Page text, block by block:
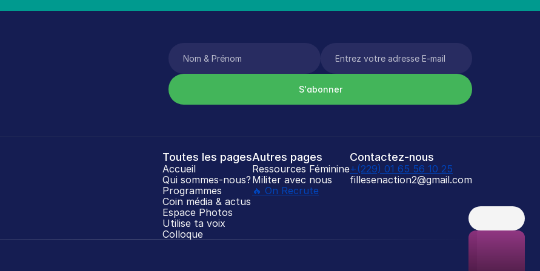
S'abonner
Toutes les pages
Accueil
Qui sommes-nous?
Programmes
Coin média & actus
Espace Photos
Utilise ta voix
Colloque
Autres pages
Ressources Féminine
Militer avec nous
🔥 On Recrute
Contactez-nous
+(229) 01 65 56 10 25
fillesenaction2@gmail.com